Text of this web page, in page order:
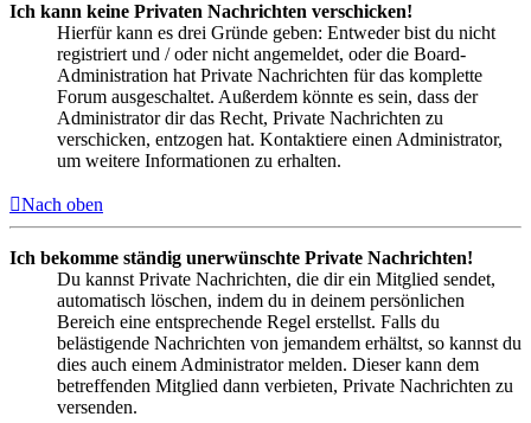
Ich kann keine Privaten Nachrichten verschicken!
Hierfür kann es drei Gründe geben: Entweder bist du nicht
registriert und / oder nicht angemeldet, oder die Board-
Administration hat Private Nachrichten für das komplette
Forum ausgeschaltet. Außerdem könnte es sein, dass der
Administrator dir das Recht, Private Nachrichten zu
verschicken, entzogen hat. Kontaktiere einen Administrator,
um weitere Informationen zu erhalten.
Nach oben
Ich bekomme ständig unerwünschte Private Nachrichten!
Du kannst Private Nachrichten, die dir ein Mitglied sendet,
automatisch löschen, indem du in deinem persönlichen
Bereich eine entsprechende Regel erstellst. Falls du
belästigende Nachrichten von jemandem erhältst, so kannst du
dies auch einem Administrator melden. Dieser kann dem
betreffenden Mitglied dann verbieten, Private Nachrichten zu
versenden.